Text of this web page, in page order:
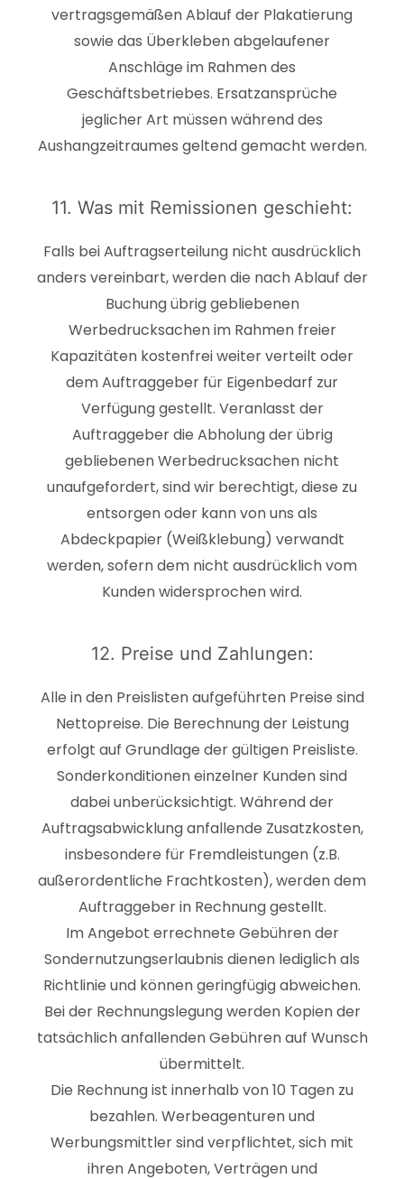
vertragsgemäßen Ablauf der Plakatierung
sowie das Überkleben abgelaufener
Anschläge im Rahmen des
Geschäftsbetriebes. Ersatzansprüche
jeglicher Art müssen während des
Aushangzeitraumes geltend gemacht werden.
11. Was mit Remissionen geschieht:
Falls bei Auftragserteilung nicht ausdrücklich
anders vereinbart, werden die nach Ablauf der
Buchung übrig gebliebenen
Werbedrucksachen im Rahmen freier
Kapazitäten kostenfrei weiter verteilt oder
dem Auftraggeber für Eigenbedarf zur
Verfügung gestellt. Veranlasst der
Auftraggeber die Abholung der übrig
gebliebenen Werbedrucksachen nicht
unaufgefordert, sind wir berechtigt, diese zu
entsorgen oder kann von uns als
Abdeckpapier (Weißklebung) verwandt
werden, sofern dem nicht ausdrücklich vom
Kunden widersprochen wird.
12. Preise und Zahlungen:
Alle in den Preislisten aufgeführten Preise sind
Nettopreise. Die Berechnung der Leistung
erfolgt auf Grundlage der gültigen Preisliste.
Sonderkonditionen einzelner Kunden sind
dabei unberücksichtigt. Während der
Auftragsabwicklung anfallende Zusatzkosten,
insbesondere für Fremdleistungen (z.B.
außerordentliche Frachtkosten), werden dem
Auftraggeber in Rechnung gestellt.
Im Angebot errechnete Gebühren der
Sondernutzungserlaubnis dienen lediglich als
Richtlinie und können geringfügig abweichen.
Bei der Rechnungslegung werden Kopien der
tatsächlich anfallenden Gebühren auf Wunsch
übermittelt.
Die Rechnung ist innerhalb von 10 Tagen zu
bezahlen. Werbeagenturen und
Werbungsmittler sind verpflichtet, sich mit
ihren Angeboten, Verträgen und